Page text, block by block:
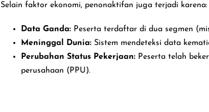
Selain faktor ekonomi, penonaktifan juga terjadi karena:
Data Ganda: Peserta terdaftar di dua segmen
Meninggal Dunia: Sistem mendeteksi data
Perubahan Status Pekerjaan: Peserta telah
perusahaan (PPU).